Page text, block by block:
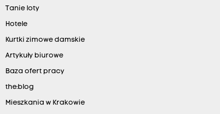
Tanie loty
Hotele
Kurtki zimowe damskie
Artykuły biurowe
Baza ofert pracy
the:blog
Mieszkania w Krakowie